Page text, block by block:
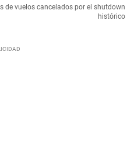
de vuelos cancelados por el shutdown
histórico